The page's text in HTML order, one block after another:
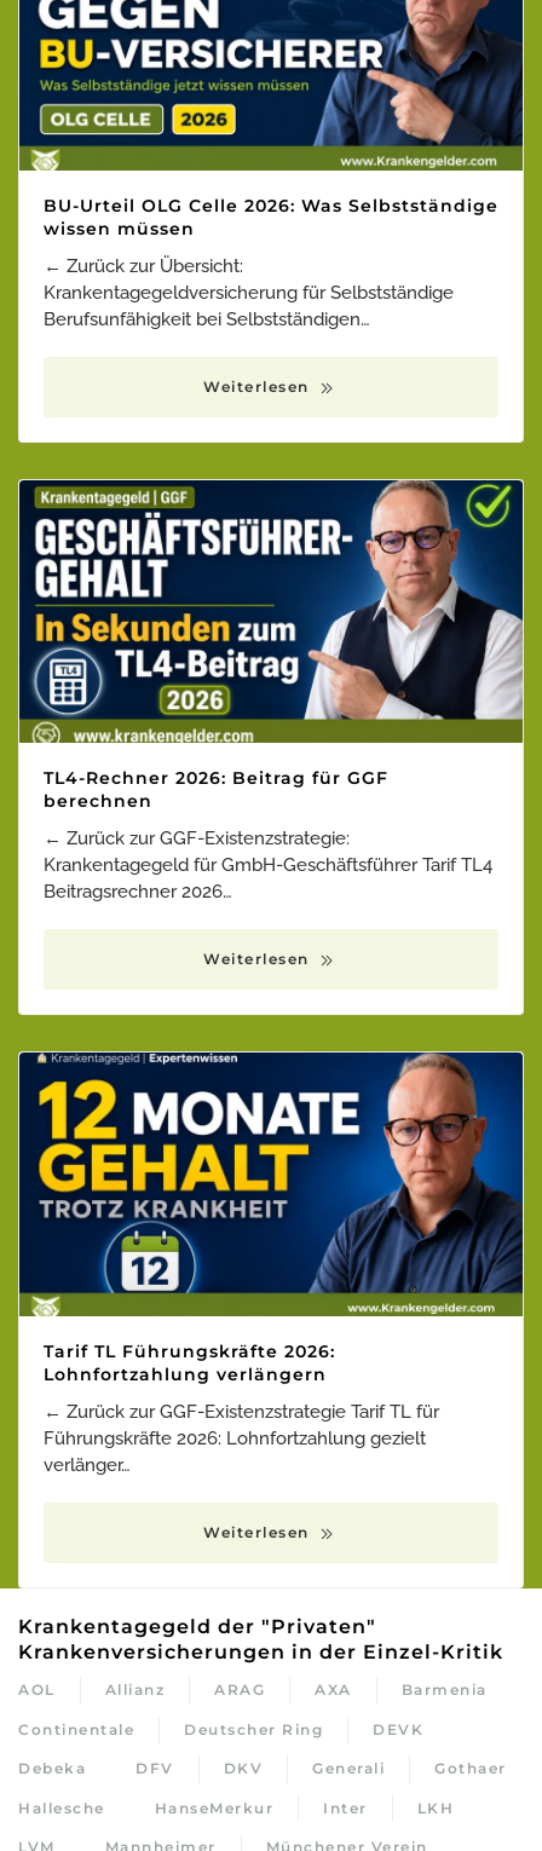
BU-Urteil OLG Celle 2026: Was Selbstständige
wissen müssen
← Zurück zur Übersicht:
Krankentagegeldversicherung für Selbstständige
Berufsunfähigkeit bei Selbstständigen…
Weiterlesen
TL4-Rechner 2026: Beitrag für GGF
berechnen
← Zurück zur GGF-Existenzstrategie:
Krankentagegeld für GmbH-Geschäftsführer Tarif TL4
Beitragsrechner 2026…
Weiterlesen
Tarif TL Führungskräfte 2026:
Lohnfortzahlung verlängern
← Zurück zur GGF-Existenzstrategie Tarif TL für
Führungskräfte 2026: Lohnfortzahlung gezielt
verlänger…
Weiterlesen
Krankentagegeld der "Privaten"
Krankenversicherungen in der Einzel-Kritik
AOL Allianz ARAG AXA Barmenia
Continentale Deutscher Ring DEVK
Debeka DFV DKV Generali Gothaer
Hallesche HanseMerkur Inter LKH
LVM Mannheimer Münchener Verein